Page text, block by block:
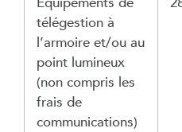
télégestion à
l’armoire et/ou au
point lumineux
(non compris les
frais de
communications)